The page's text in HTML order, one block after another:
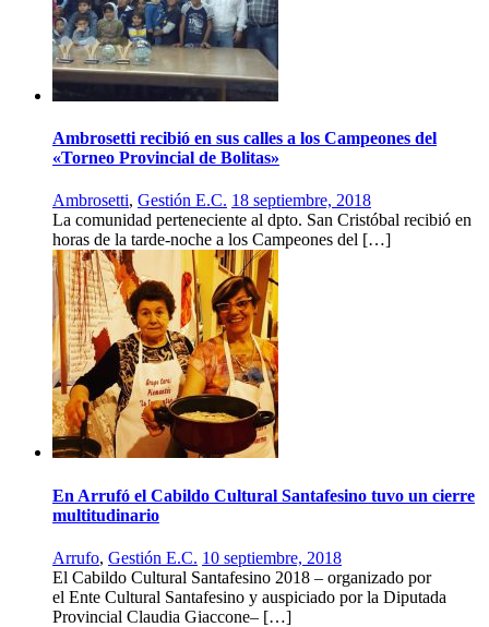
Ambrosetti recibió en sus calles a los Campeones del
«Torneo Provincial de Bolitas»
Ambrosetti, Gestión E.C. 18 septiembre, 2018
La comunidad perteneciente al dpto. San Cristóbal recibió en
horas de la tarde-noche a los Campeones del […]
En Arrufó el Cabildo Cultural Santafesino tuvo un cierre
multitudinario
Arrufo, Gestión E.C. 10 septiembre, 2018
El Cabildo Cultural Santafesino 2018 – organizado por
el Ente Cultural Santafesino y auspiciado por la Diputada
Provincial Claudia Giaccone– […]